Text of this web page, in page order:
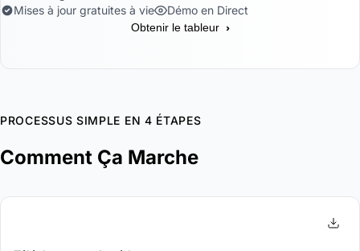
Mises à jour gratuites à vie
Démo en Direct
Obtenir le tableur ›
PROCESSUS SIMPLE EN 4 ÉTAPES
Comment Ça Marche